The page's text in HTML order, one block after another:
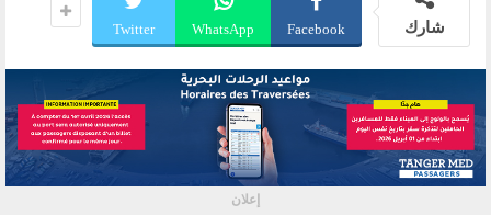
شارك Facebook
WhatsApp
Twitter
إعلان